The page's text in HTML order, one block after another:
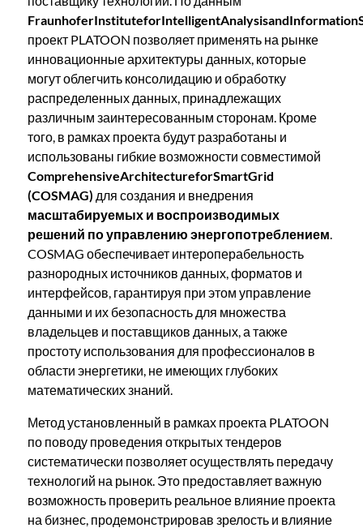
проект PLATOON позволяет применять на рынке
инновационные архитектуры данных, которые
могут облегчить консолидацию и обработку
распределенных данных, принадлежащих
различным заинтересованным сторонам. Кроме
того, в рамках проекта будут разработаны и
использованы гибкие возможности совместимой
ComprehensiveArchitectureforSmartGrid
(COSMAG) для создания и внедрения
масштабируемых и воспроизводимых
решений по управлению энергопотреблением.
COSMAG обеспечивает интероперабельность
разнородных источников данных, форматов и
интерфейсов, гарантируя при этом управление
данными и их безопасность для множества
владельцев и поставщиков данных, а также
простоту использования для профессионалов в
области энергетики, не имеющих глубоких
математических знаний.
Метод установленный в рамках проекта PLATOON
по поводу проведения открытых тендеров
систематически позволяет осуществлять передачу
технологий на рынок. Это предоставляет важную
возможность проверить реальное влияние проекта
на бизнес, продемонстрировав зрелость и влияние